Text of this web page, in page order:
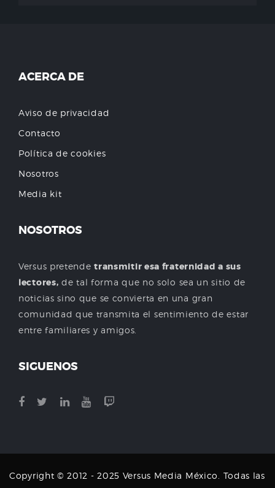
ACERCA DE
Aviso de privacidad
Contacto
Política de cookies
Nosotros
Media kit
NOSOTROS
Versus pretendetransmitir esa fraternidad a sus
lectores, de tal forma que no solo sea un sitio de
noticias sino que se convierta en una gran
comunidad que transmita el sentimiento de estar
entre familiares y amigos.
SIGUENOS
Copyright © 2012 - 2025 Versus Media México. Todas las